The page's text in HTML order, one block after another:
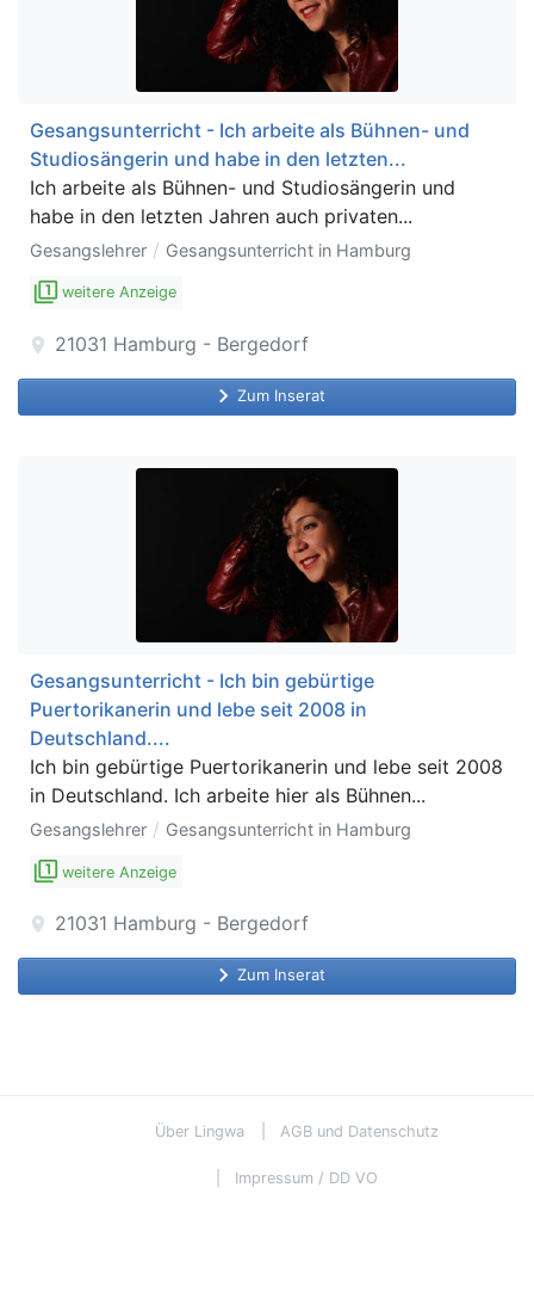
Gesangsunterricht - Ich arbeite als Bühnen- und
Studiosängerin und habe in den letzten...
Ich arbeite als Bühnen- und Studiosängerin und
habe in den letzten Jahren auch privaten...
Gesangslehrer / Gesangsunterricht in Hamburg
filter_1 weitere Anzeige
location_on 21031 Hamburg - Bergedorf
keyboard_arrow_right Zum Inserat
Gesangsunterricht - Ich bin gebürtige
Puertorikanerin und lebe seit 2008 in
Deutschland....
Ich bin gebürtige Puertorikanerin und lebe seit 2008
in Deutschland. Ich arbeite hier als Bühnen...
Gesangslehrer / Gesangsunterricht in Hamburg
filter_1 weitere Anzeige
location_on 21031 Hamburg - Bergedorf
keyboard_arrow_right Zum Inserat
Über Lingwa AGB und Datenschutz
Impressum / DD VO